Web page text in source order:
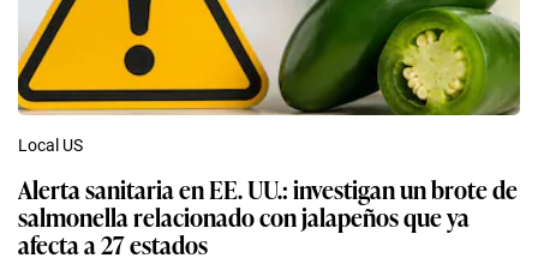
Local US
Alerta sanitaria en EE. UU.: investigan un brote de
salmonella relacionado con jalapeños que ya
afecta a 27 estados